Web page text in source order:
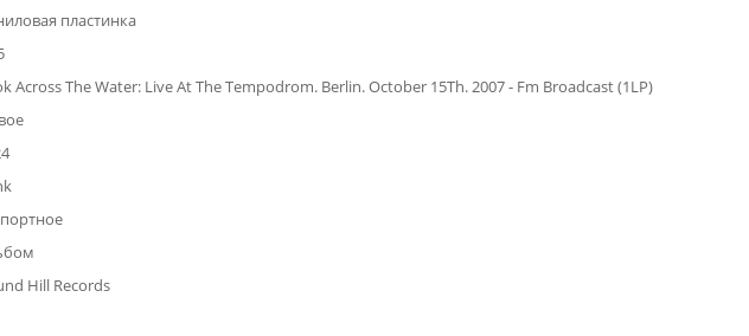
пластинка
Across The Water: Live At The Tempodrom. Berlin. October 15Th. 2007 - Fm Broadcast (1LP)
Hill Records